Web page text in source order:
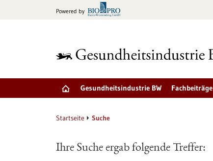
Powered by
Gesundheitsindustrie BW Fachbeiträge
Startseite Suche
Ihre Suche ergab folgende Treffer: